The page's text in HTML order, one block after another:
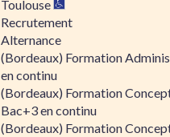
Toulouse
Recrutement
Alternance
(Bordeaux) Formation
en continu
(Bordeaux) Formation
Bac+3 en continu
(Bordeaux) Formation